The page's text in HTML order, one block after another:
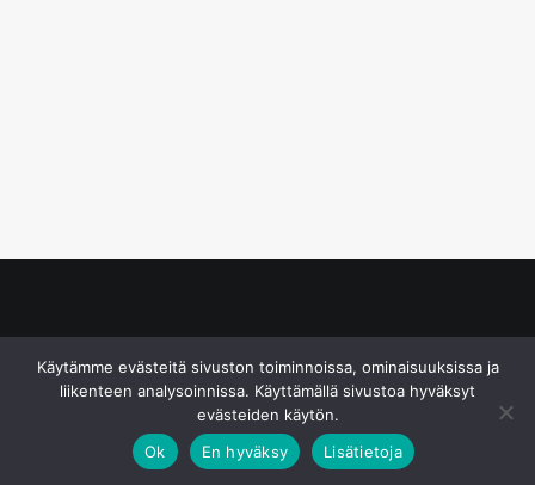
Käytämme evästeitä sivuston toiminnoissa, ominaisuuksissa ja
liikenteen analysoinnissa. Käyttämällä sivustoa hyväksyt
evästeiden käytön.
Ok
En hyväksy Lisätietoja